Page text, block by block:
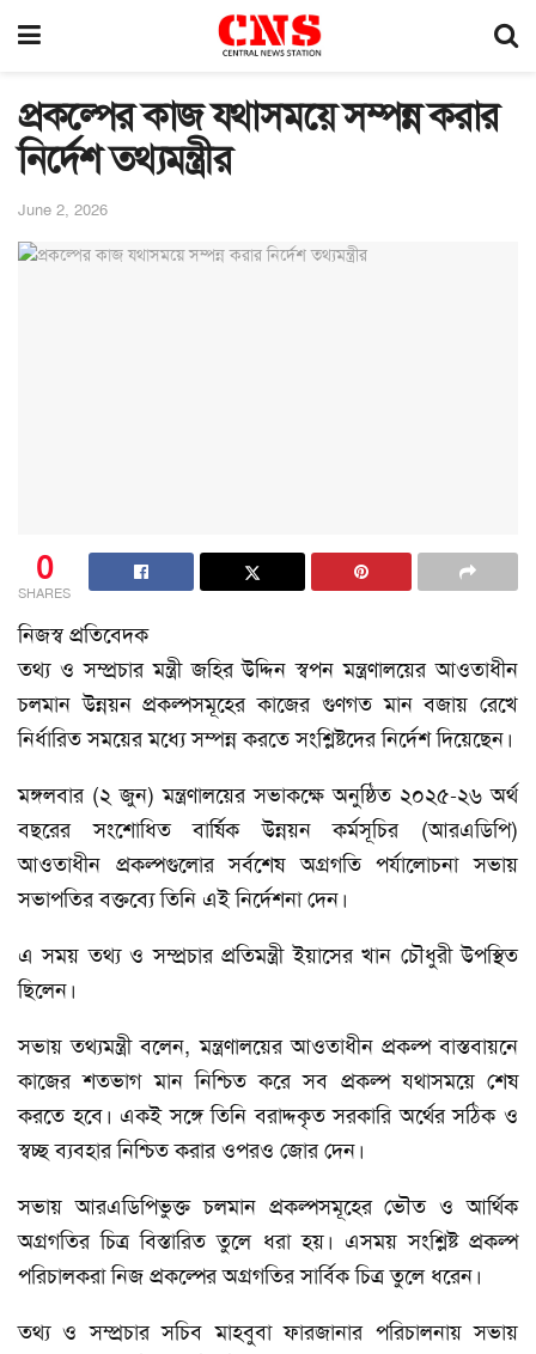
প্রকল্পের কাজ যথাসময়ে সম্পন্ন করার
নির্দেশ তথ্যমন্ত্রীর
June 2, 2026
0
SHARES
নিজস্ব প্রতিবেদক
তথ্য ও সম্প্রচার মন্ত্রী জহির উদ্দিন স্বপন মন্ত্রণালয়ের আওতাধীন
চলমান উন্নয়ন প্রকল্পসমূহের কাজের গুণগত মান বজায় রেখে
নির্ধারিত সময়ের মধ্যে সম্পন্ন করতে সংশ্লিষ্টদের নির্দেশ দিয়েছেন।
মঙ্গলবার (২ জুন) মন্ত্রণালয়ের সভাকক্ষে অনুষ্ঠিত ২০২৫-২৬ অর্থ
বছরের সংশোধিত বার্ষিক উন্নয়ন কর্মসূচির (আরএডিপি)
আওতাধীন প্রকল্পগুলোর সর্বশেষ অগ্রগতি পর্যালোচনা সভায়
সভাপতির বক্তব্যে তিনি এই নির্দেশনা দেন।
এ সময় তথ্য ও সম্প্রচার প্রতিমন্ত্রী ইয়াসের খান চৌধুরী উপস্থিত
ছিলেন।
সভায় তথ্যমন্ত্রী বলেন, মন্ত্রণালয়ের আওতাধীন প্রকল্প বাস্তবায়নে
কাজের শতভাগ মান নিশ্চিত করে সব প্রকল্প যথাসময়ে শেষ
করতে হবে। একই সঙ্গে তিনি বরাদ্দকৃত সরকারি অর্থের সঠিক ও
স্বচ্ছ ব্যবহার নিশ্চিত করার ওপরও জোর দেন।
সভায় আরএডিপিভুক্ত চলমান প্রকল্পসমূহের ভৌত ও আর্থিক
অগ্রগতির চিত্র বিস্তারিত তুলে ধরা হয়। এসময় সংশ্লিষ্ট প্রকল্প
পরিচালকরা নিজ প্রকল্পের অগ্রগতির সার্বিক চিত্র তুলে ধরেন।
তথ্য ও সম্প্রচার সচিব মাহবুবা ফারজানার পরিচালনায় সভায়